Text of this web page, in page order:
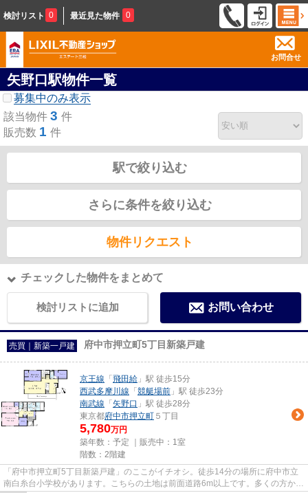
検討リスト 0 最近見た物件 0
お問合せ
矢野口駅物件一覧
募集中のみ表示
該当物件 3 件
販売数 1 件
駅で絞り込む
さらに条件を絞り込む
物件リクエスト
チェックした物件をまとめて
検討リストに追加 お問い合わせ
売買｜新築一戸建 府中市押立町5丁目新築戸建
京王線 「 飛田給 」駅 徒歩15分
西武多摩川線 「 競艇場前 」駅 徒歩23分
南武線 「 矢野口 」駅 徒歩28分
東京都府中市押立町 ５丁目
5,780万円
築年数：予定 ｜販売中： 1室
階数：2階建
「府中市押立町5丁目新築戸建」のここがイチオシ。徒歩14分の場所に府中市立
南白糸台小学校があります。こちらの土地は前面道路6m以上です。多くの方から